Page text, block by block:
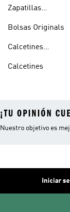
Zapatillas
Blancas
Bolsas Originals
Calcetines
Blancos
Calcetines
¡TU OPINIÓN
Nuestro objetivo es
Iniciar